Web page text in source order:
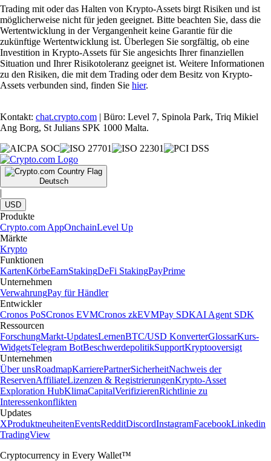
Trading mit oder das Halten von Krypto-Assets birgt Risiken und ist
möglicherweise nicht für jeden geeignet. Bitte beachten Sie, dass die
Wertentwicklung in der Vergangenheit keine Garantie für die
zukünftige Wertentwicklung ist. Überlegen Sie sorgfältig, ob eine
Investition in Krypto-Assets für Sie angesichts Ihrer finanziellen
Situation und Ihrer Risikotoleranz geeignet ist. Weitere Informationen
zu den Risiken, die mit dem Trading oder dem Besitz von Krypto-
Assets verbunden sind, finden Sie hier.
Kontakt: chat.crypto.com | Büro: Level 7, Spinola Park, Triq Mikiel
Ang Borg, St Julians SPK 1000 Malta.
Deutsch
|
USD
Produkte
Crypto.com AppOnchainLevel Up
Märkte
Krypto
Funktionen
KartenKörbeEarnStakingDeFi StakingPayPrime
Unternehmen
VerwahrungPay für Händler
Entwickler
Cronos PoSCronos EVMCronos zkEVMPay SDKAI Agent SDK
Ressourcen
ForschungMarkt-UpdatesLernenBTC/USD KonverterGlossarKurs-
WidgetsTelegram BotBeschwerdepolitikSupportKryptooversigt
Unternehmen
Über unsRoadmapKarrierePartnerSicherheitNachweis der
ReservenAffiliateLizenzen & RegistrierungenKrypto-Asset
Exploration HubKlimaCapitalVerifizierenRichtlinie zu
Interessenkonflikten
Updates
XProduktneuheitenEventsRedditDiscordInstagramFacebookLinkedin
TradingView
Cryptocurrency in Every Wallet™